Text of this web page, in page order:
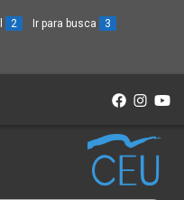
2 Ir para busca 3